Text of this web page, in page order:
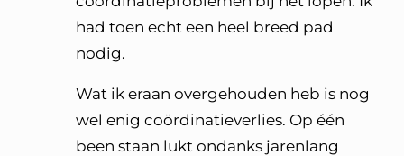
had toen echt een heel breed pad
nodig.
Wat ik eraan overgehouden heb is nog
wel enig coördinatieverlies. Op één
been staan lukt ondanks jarenlang